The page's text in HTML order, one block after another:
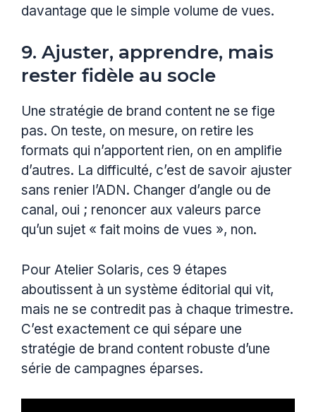
davantage que le simple volume de vues.
9. Ajuster, apprendre, mais
rester fidèle au socle
Une stratégie de brand content ne se fige
pas. On teste, on mesure, on retire les
formats qui n’apportent rien, on en amplifie
d’autres. La difficulté, c’est de savoir ajuster
sans renier l’ADN. Changer d’angle ou de
canal, oui ; renoncer aux valeurs parce
qu’un sujet « fait moins de vues », non.
Pour Atelier Solaris, ces 9 étapes
aboutissent à un système éditorial qui vit,
mais ne se contredit pas à chaque trimestre.
C’est exactement ce qui sépare une
stratégie de brand content robuste d’une
série de campagnes éparses.